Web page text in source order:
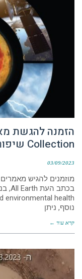
Collection שיפורסם בכתב העת All Earth
03/09/2023
נוסף, ניתן
קרא עוד ←